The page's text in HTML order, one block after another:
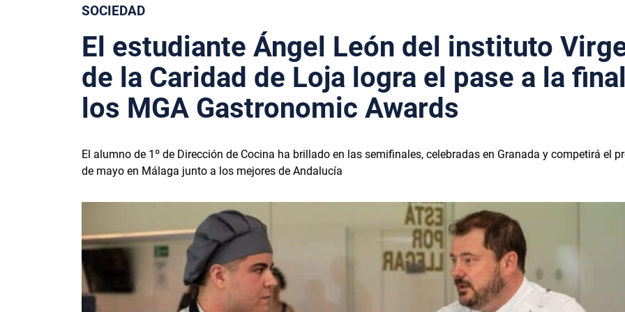
SOCIEDAD
El estudiante Ángel León del instituto
de la Caridad de Loja logra el pase a la
los MGA Gastronomic Awards
El alumno de 1º de Dirección de Cocina ha brillado en las semifinales, celebradas en Granada y competirá el
de mayo en Málaga junto a los mejores de Andalucía